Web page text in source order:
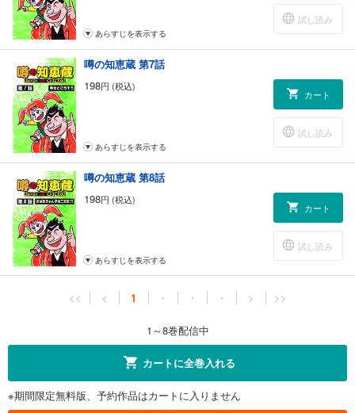
試し読み
あらすじを表示する
噂の知恵蔵 第7話
198円 (税込)
カート
試し読み
あらすじを表示する
噂の知恵蔵 第8話
198円 (税込)
カート
試し読み
あらすじを表示する
<< < 1 ・ ・ ・ > >>
1～8巻配信中
カートに全巻入れる
※期間限定無料版、予約作品はカートに入りません